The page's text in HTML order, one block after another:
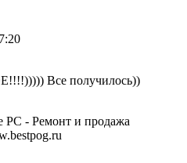
Все получилось))
- Ремонт и продажа